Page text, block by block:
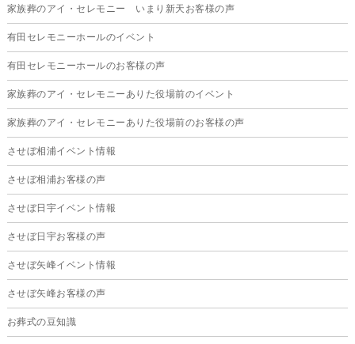
家族葬のアイ・セレモニー いまり新天お客様の声
有田セレモニーホールのイベント
有田セレモニーホールのお客様の声
家族葬のアイ・セレモニーありた役場前のイベント
家族葬のアイ・セレモニーありた役場前のお客様の声
させぼ相浦イベント情報
させぼ相浦お客様の声
させぼ日宇イベント情報
させぼ日宇お客様の声
させぼ矢峰イベント情報
させぼ矢峰お客様の声
お葬式の豆知識